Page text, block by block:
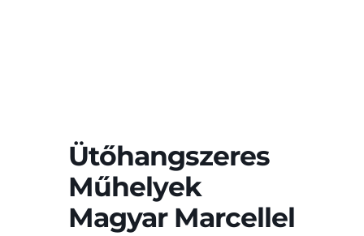
Ütőhangszeres
Műhelyek
Magyar Marcellel